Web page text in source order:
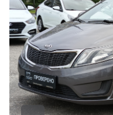
2 - Заднее левое крыло